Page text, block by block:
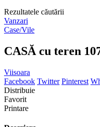
Rezultatele căutării
Vanzari
Case/Vile
CASĂ cu teren
Viisoara
Facebook Twitter Pinterest
Distribuie
Favorit
Printare